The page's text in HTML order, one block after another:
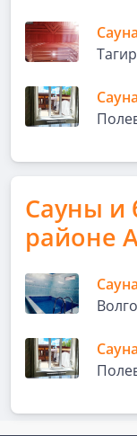
Сауны и
районе